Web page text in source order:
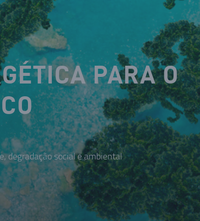
PARA O
degradação social e ambiental